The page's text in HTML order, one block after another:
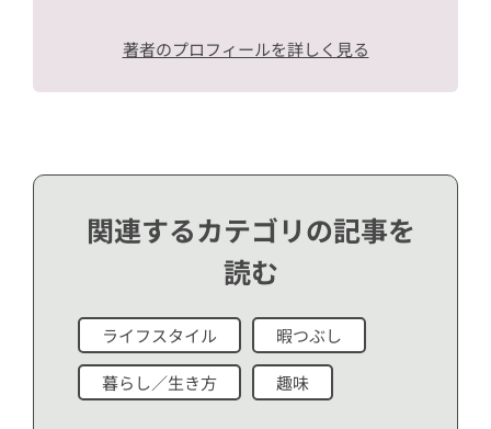
著者のプロフィールを詳しく見る
関連するカテゴリの記事を
読む
ライフスタイル 暇つぶし
暮らし／生き方 趣味